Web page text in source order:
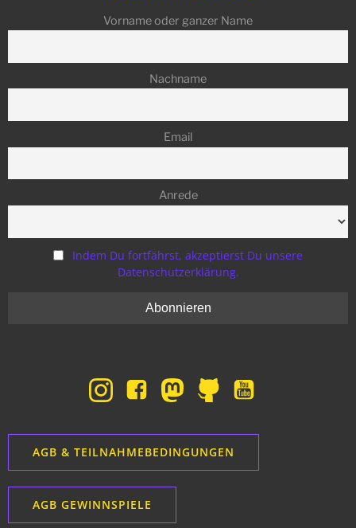
Vorname oder ganzer Name
Nachname
Email
Anrede
Indem Du fortfährst, akzeptierst Du unsere
Datenschutzerklärung.
AGB & TEILNAHMEBEDINGUNGEN
AGB GEWINNSPIELE